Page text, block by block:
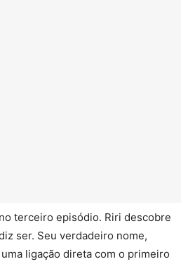
terceiro episódio. Riri descobre
ser. Seu verdadeiro nome,
ligação direta com o primeiro